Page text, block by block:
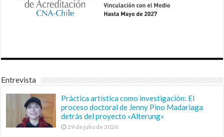
Entrevista
Práctica artística como investigación: El
proceso doctoral de Jenny Pino Madariaga
detrás del proyecto «Alterung»
29 de julio de 2026